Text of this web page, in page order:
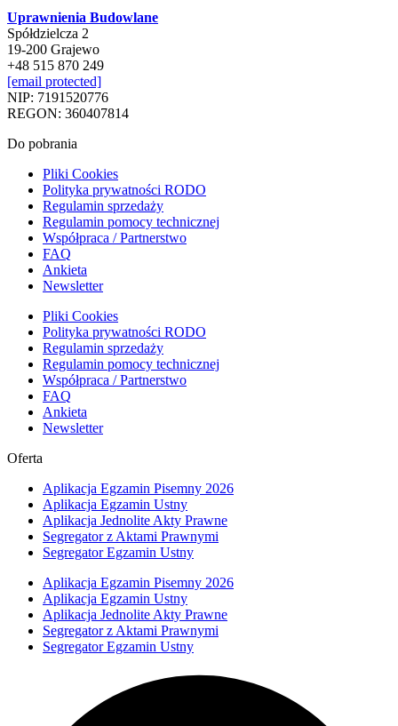
Uprawnienia Budowlane
Spółdzielcza 2
19-200 Grajewo
+48 515 870 249
[email protected]
NIP: 7191520776
REGON: 360407814
Do pobrania
Pliki Cookies
Polityka prywatności RODO
Regulamin sprzedaży
Regulamin pomocy technicznej
Współpraca / Partnerstwo
FAQ
Ankieta
Newsletter
Pliki Cookies
Polityka prywatności RODO
Regulamin sprzedaży
Regulamin pomocy technicznej
Współpraca / Partnerstwo
FAQ
Ankieta
Newsletter
Oferta
Aplikacja Egzamin Pisemny 2026
Aplikacja Egzamin Ustny
Aplikacja Jednolite Akty Prawne
Segregator z Aktami Prawnymi
Segregator Egzamin Ustny
Aplikacja Egzamin Pisemny 2026
Aplikacja Egzamin Ustny
Aplikacja Jednolite Akty Prawne
Segregator z Aktami Prawnymi
Segregator Egzamin Ustny